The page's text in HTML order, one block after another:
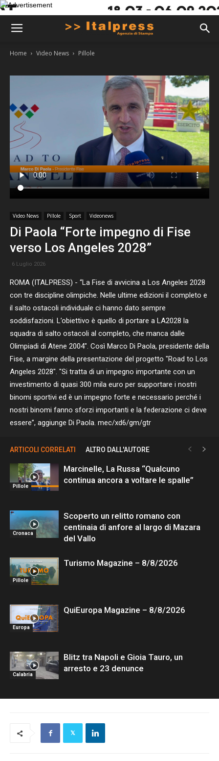
Home Video News Pillole
Video News Pillole Sport Videonews
Di Paola “Forte impegno di Fise
verso Los Angeles 2028”
6 Luglio 2026
ROMA (ITALPRESS) - “La Fise di avvicina a Los Angeles 2028
con tre discipline olimpiche. Nelle ultime edizioni il completo e
il salto ostacoli individuale ci hanno dato sempre
soddisfazioni. L’obiettivo è quello di portare a LA2028 la
squadra di salto ostacoli al completo, che manca dalle
Olimpiadi di Atene 2004". Così Marco Di Paola, presidente della
Fise, a margine della presentazione del progetto "Road to Los
Angeles 2028". "Si tratta di un impegno importante con un
investimento di quasi 300 mila euro per supportare i nostri
binomi sportivi ed è un impegno forte e necessario perché i
nostri binomi fanno sforzi importanti e la federazione ci deve
essere”, aggiunge Di Paola. mec/xd6/gm/gtr
ARTICOLI CORRELATI ALTRO DALL'AUTORE
Pillole
Marcinelle, La Russa “Qualcuno
continua ancora a voltare le spalle”
Cronaca
Scoperto un relitto romano con
centinaia di anfore al largo di Mazara
del Vallo
Pillole
Turismo Magazine – 8/8/2026
Europa
QuiEuropa Magazine – 8/8/2026
Calabria
Blitz tra Napoli e Gioia Tauro, un
arresto e 23 denunce